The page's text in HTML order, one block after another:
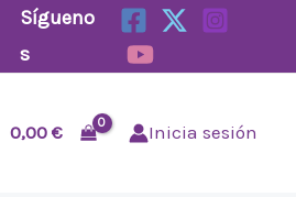
Sígueno
s
0,00 € Inicia sesión